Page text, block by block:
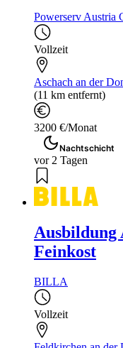
Powerserv Austria
Vollzeit
Aschach an der
(11 km entfernt)
3200 €/Monat
Nachtschicht
vor 2 Tagen
Feinkost
BILLA
Vollzeit